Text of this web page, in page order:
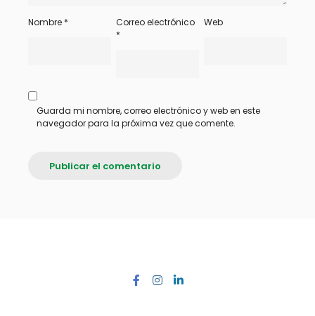
Nombre *
Correo electrónico
*
Web
Guarda mi nombre, correo electrónico y web en este
navegador para la próxima vez que comente.